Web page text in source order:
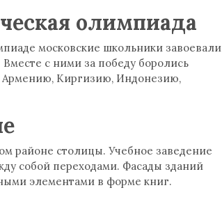
олимпиада
московские школьники завоевали
с ними за победу боролись
Армению, Киргизию, Индонезию,
районе столицы. Учебное заведение
собой переходами. Фасады зданий
элементами в форме книг.